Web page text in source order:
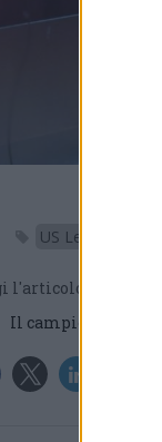
US Legnanese
l'articolo:
Il campione